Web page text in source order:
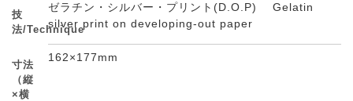
技
法/Technique
ゼラチン・シルバー・プリント(D.O.P) Gelatin
silver print on developing-out paper
寸法
（縦
×横
162×177mm